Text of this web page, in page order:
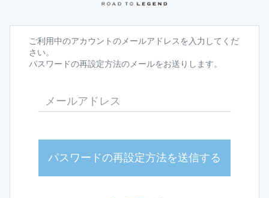
ご利用中のアカウントのメールアドレスを入力してくだ
さい。
パスワードの再設定方法のメールをお送りします。
パスワードの再設定方法を送信する